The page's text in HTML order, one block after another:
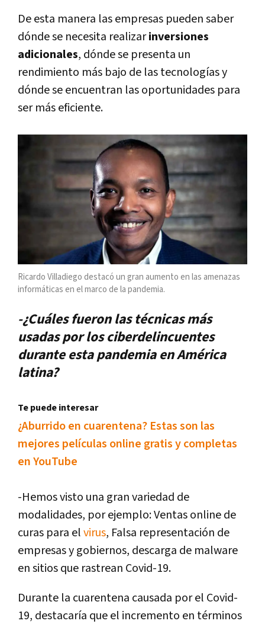
De esta manera las empresas pueden saber
dónde se necesita realizarinversiones
adicionales, dónde se presenta un
rendimiento más bajo de las tecnologías y
dónde se encuentran las oportunidades para
ser más eficiente.
Ricardo Villadiego destacó un gran aumento en las amenazas
informáticas en el marco de la pandemia.
-¿Cuáles fueron las técnicas más
usadas por los ciberdelincuentes
durante esta pandemia en América
latina?
Te puede interesar
¿Aburrido en cuarentena? Estas son las
mejores películas online gratis y completas
en YouTube
-Hemos visto una gran variedad de
modalidades, por ejemplo: Ventas online de
curas para elvirus, Falsa representación de
empresas y gobiernos, descarga de malware
en sitios que rastrean Covid-19.
Durante la cuarentena causada por el Covid-
19, destacaría que el incremento en términos